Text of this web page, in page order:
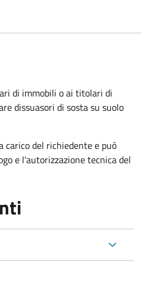
di immobili o ai titolari di
dissuasori di sosta su suolo
carico del richiedente e può
e l'autorizzazione tecnica del